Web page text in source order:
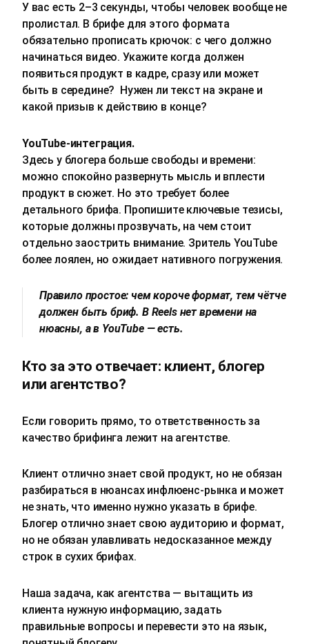
У вас есть 2–3 секунды, чтобы человек вообще не
пролистал. В брифе для этого формата
обязательно прописать крючок: с чего должно
начинаться видео. Укажите когда должен
появиться продукт в кадре, сразу или может
быть в середине? Нужен ли текст на экране и
какой призыв к действию в конце?
YouTube‑интеграция.
Здесь у блогера больше свободы и времени:
можно спокойно развернуть мысль и вплести
продукт в сюжет. Но это требует более
детального брифа. Пропишите ключевые тезисы,
которые должны прозвучать, на чем стоит
отдельно заострить внимание. Зритель YouTube
более лоялен, но ожидает нативного погружения.
Правило простое: чем короче формат, тем чётче
должен быть бриф. В Reels нет времени на
нюасны, а в YouTube — есть.
Кто за это отвечает: клиент, блогер
или агентство?
Если говорить прямо, то ответственность за
качество брифинга лежит на агентстве.
Клиент отлично знает свой продукт, но не обязан
разбираться в нюансах инфлюенс‑рынка и может
не знать, что именно нужно указать в брифе.
Блогер отлично знает свою аудиторию и формат,
но не обязан улавливать недосказанное между
строк в сухих брифах.
Наша задача, как агентства — вытащить из
клиента нужную информацию, задать
правильные вопросы и перевести это на язык,